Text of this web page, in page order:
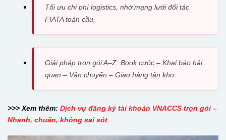
Tối ưu chi phí logistics, nhờ mạng lưới đối tác
FIATA toàn cầu.
Giải pháp trọn gói A–Z: Book cước – Khai báo hải
quan – Vận chuyển – Giao hàng tận kho.
>>> Xem thêm: Dịch vụ đăng ký tài khoản VNACCS trọn gói –
Nhanh, chuẩn, không sai sót